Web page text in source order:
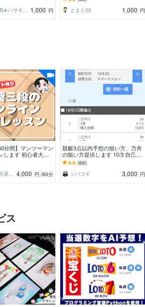
‼
羽咲 愛都☀️ハサキ アイト☀️ 1,000 円
とまと22
1,000 円
分間】マンツーマン
します 初心者大歓
添った優しいレッ
ます✨
ハチ☗【元奨三段】 4,000 円 /60分
競艇3点以内予想の狙い方、万舟
の狙い方提供します 10/3 自己購
入最高配当10万舟 3点102620円
的中！
4.9 (66)
シバコギ
3,000 円
ス